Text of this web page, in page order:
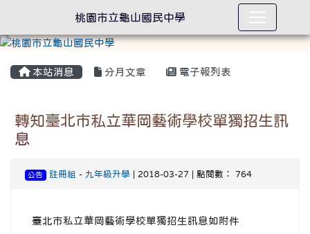
本站消息 分月文章 電子報列表
轉知臺北市私立華岡藝術學校單獨招生訊
息
公告 註冊組 - 九年級升學 | 2018-03-27 | 點閱數： 764
臺北市私立華岡藝術學校單獨招生訊息如附件
桃園市立龜山國民中學